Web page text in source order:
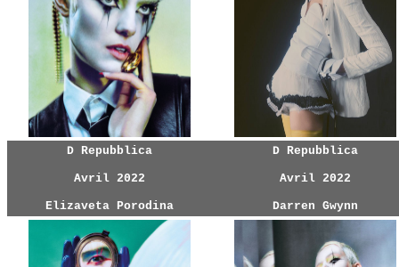
D Repubblica
Avril 2022
Elizaveta Porodina
D Repubblica
Avril 2022
Darren Gwynn